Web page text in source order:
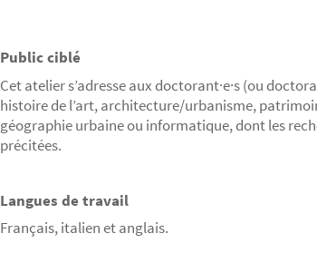
Public ciblé
Cet atelier s’adresse aux doctorant·e·s (ou
histoire de l’art, architecture/urbanisme,
géographie urbaine ou informatique, dont les
précitées.
Langues de travail
Français, italien et anglais.